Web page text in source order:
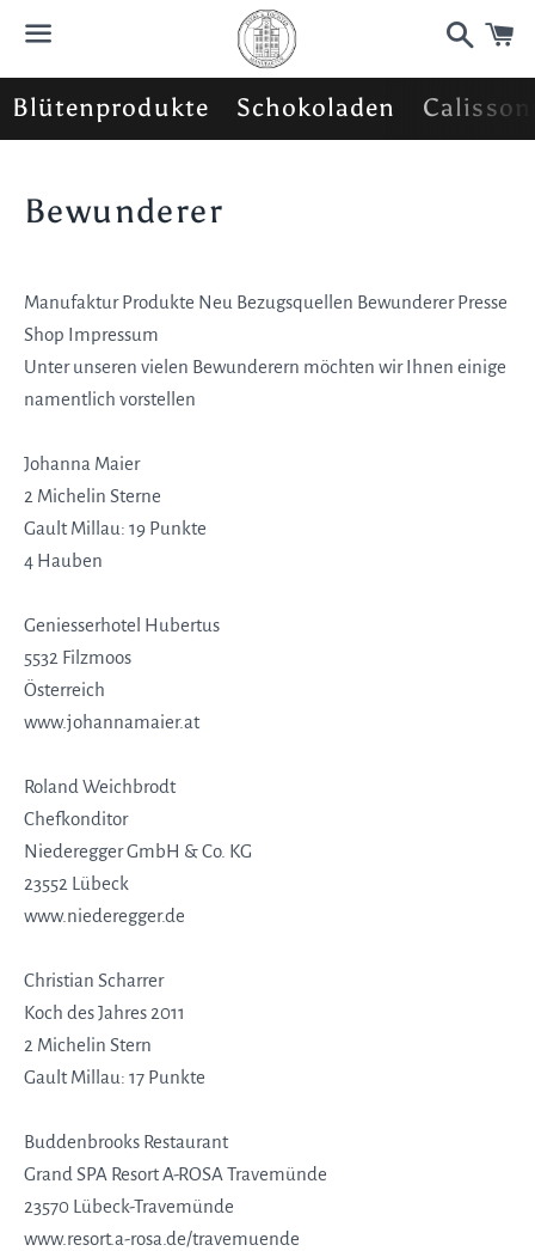
Suchen
Blütenprodukte Schokoladen
Bewunderer
Manufaktur Produkte Neu Bezugsquellen Bewunderer Presse
Shop Impressum
Unter unseren vielen Bewunderern möchten wir Ihnen einige
namentlich vorstellen
Johanna Maier
2 Michelin Sterne
Gault Millau: 19 Punkte
4 Hauben
Geniesserhotel Hubertus
5532 Filzmoos
Österreich
www.johannamaier.at
Roland Weichbrodt
Chefkonditor
Niederegger GmbH & Co. KG
23552 Lübeck
www.niederegger.de
Christian Scharrer
Koch des Jahres 2011
2 Michelin Stern
Gault Millau: 17 Punkte
Buddenbrooks Restaurant
Grand SPA Resort A-ROSA Travemünde
23570 Lübeck-Travemünde
www.resort.a-rosa.de/travemuende